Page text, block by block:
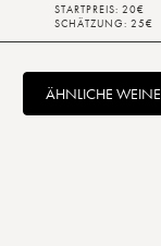
STARTPREIS: 20€
SCHÄTZUNG: 25€
ÄHNLICHE WEINE